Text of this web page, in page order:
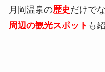
月岡温泉の歴史だけでな
周辺の観光スポット も